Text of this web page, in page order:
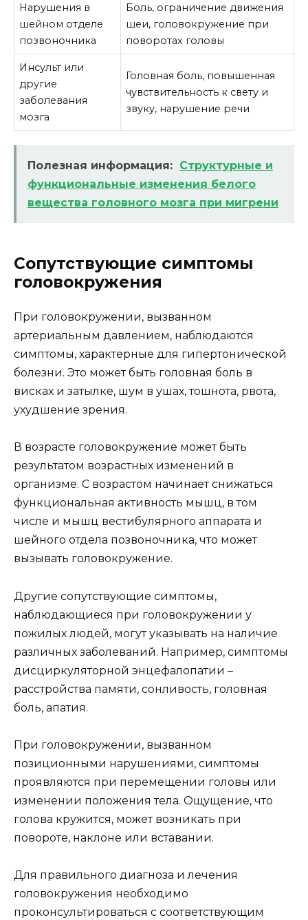
Нарушения в
шейном отделе
позвоночника
Боль, ограничение движения
шеи, головокружение при
поворотах головы
Инсульт или
другие
заболевания
мозга
Головная боль, повышенная
чувствительность к свету и
звуку, нарушение речи
Полезная информация: Структурные и
функциональные изменения белого
вещества головного мозга при мигрени
Сопутствующие симптомы
головокружения
При головокружении, вызванном
артериальным давлением, наблюдаются
симптомы, характерные для гипертонической
болезни. Это может быть головная боль в
висках и затылке, шум в ушах, тошнота, рвота,
ухудшение зрения.
В возрасте головокружение может быть
результатом возрастных изменений в
организме. С возрастом начинает снижаться
функциональная активность мышц, в том
числе и мышц вестибулярного аппарата и
шейного отдела позвоночника, что может
вызывать головокружение.
Другие сопутствующие симптомы,
наблюдающиеся при головокружении у
пожилых людей, могут указывать на наличие
различных заболеваний. Например, симптомы
дисциркуляторной энцефалопатии –
расстройства памяти, сонливость, головная
боль, апатия.
При головокружении, вызванном
позиционными нарушениями, симптомы
проявляются при перемещении головы или
изменении положения тела. Ощущение, что
голова кружится, может возникать при
повороте, наклоне или вставании.
Для правильного диагноза и лечения
головокружения необходимо
проконсультироваться с соответствующим